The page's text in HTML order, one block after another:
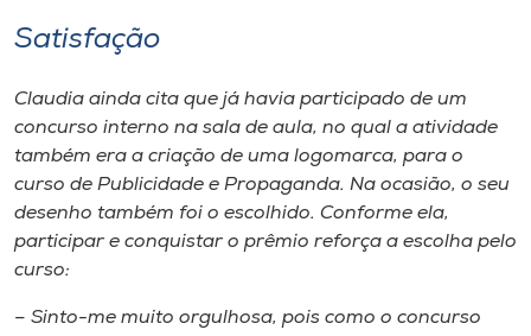
Satisfação
Claudia ainda cita que já havia participado de um
concurso interno na sala de aula, no qual a atividade
também era a criação de uma logomarca, para o
curso de Publicidade e Propaganda. Na ocasião, o seu
desenho também foi o escolhido. Conforme ela,
participar e conquistar o prêmio reforça a escolha pelo
curso:
– Sinto-me muito orgulhosa, pois como o concurso